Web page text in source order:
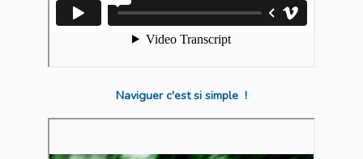
Naviguer c'est si simple !